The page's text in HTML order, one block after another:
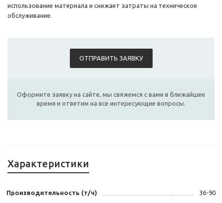
использование материала и снижает затраты на техническое
обслуживание.
ОТПРАВИТЬ ЗАЯВКУ
Оформите заявку на сайте, мы свяжемся с вами в ближайшее
время и ответим на все интересующие вопросы.
Характеристики
Производительность (т/ч) 36-90